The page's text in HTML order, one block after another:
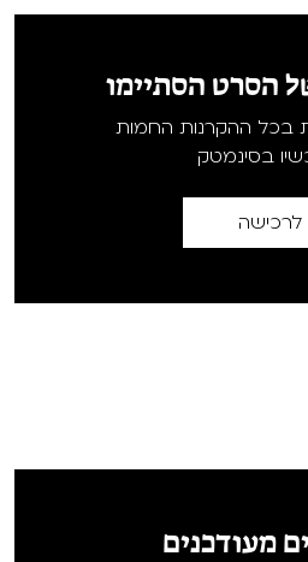
הסרט הסתיימו
בכל ההקרנות החמות
בסינמטק
לרכישה
מעודכנים